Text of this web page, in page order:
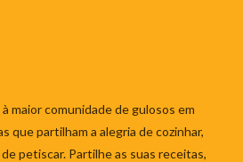
maior comunidade de gulosos em
que partilham a alegria de cozinhar,
petiscar. Partilhe as suas receitas,